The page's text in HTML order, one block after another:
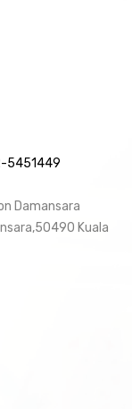
5451449
Damansara
Kuala